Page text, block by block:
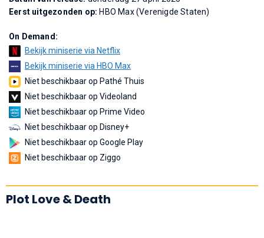
Eerst uitgezonden op: HBO Max (Verenigde Staten)
On Demand:
Bekijk miniserie via Netflix
Bekijk miniserie via HBO Max
Niet beschikbaar op Pathé Thuis
Niet beschikbaar op Videoland
Niet beschikbaar op Prime Video
Niet beschikbaar op Disney+
Niet beschikbaar op Google Play
Niet beschikbaar op Ziggo
Plot Love & Death